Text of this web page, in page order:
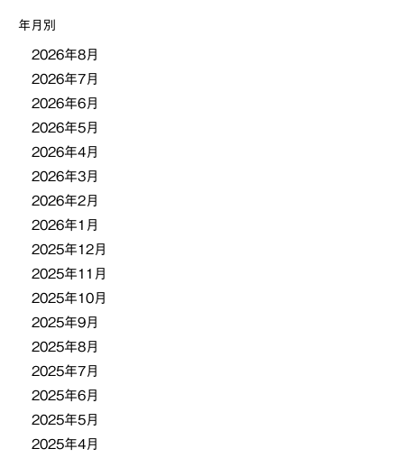
ョ
ン
年月別
2026年8月
2026年7月
2026年6月
2026年5月
2026年4月
2026年3月
2026年2月
2026年1月
2025年12月
2025年11月
2025年10月
2025年9月
2025年8月
2025年7月
2025年6月
2025年5月
2025年4月